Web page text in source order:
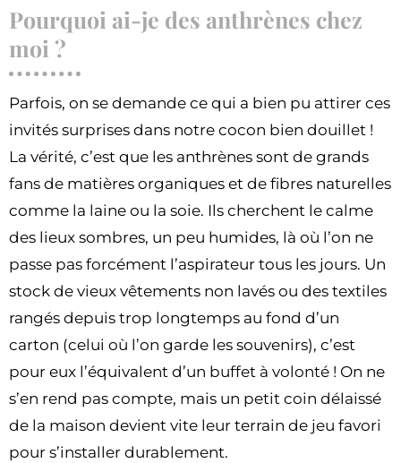
Pourquoi ai-je des anthrènes chez
moi ?
Parfois, on se demande ce qui a bien pu attirer ces
invités surprises dans notre cocon bien douillet !
La vérité, c’est que les anthrènes sont de grands
fans de matières organiques et de fibres naturelles
comme la laine ou la soie. Ils cherchent le calme
des lieux sombres, un peu humides, là où l’on ne
passe pas forcément l’aspirateur tous les jours. Un
stock de vieux vêtements non lavés ou des textiles
rangés depuis trop longtemps au fond d’un
carton (celui où l’on garde les souvenirs), c’est
pour eux l’équivalent d’un buffet à volonté ! On ne
s’en rend pas compte, mais un petit coin délaissé
de la maison devient vite leur terrain de jeu favori
pour s’installer durablement.